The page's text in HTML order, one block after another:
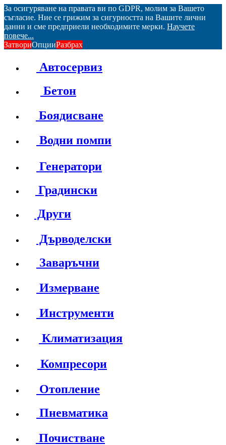
За осигуряване на правата ви по GDPR, молим за Вашето
съгласие. Ние се грижим за сигурността на Вашите лични
данни и сме предприели необходимите мерки. Научете
повече...
ЗатвориОпцииРазбрах
Автосервиз
Бетон
Боядисване
Водни помпи
Генератори
Градински
Други
Дърводелски
Заваръчни
Измерване
Инструменти
Климатизация
Компресори
Отопление
Пневматика
Почистване